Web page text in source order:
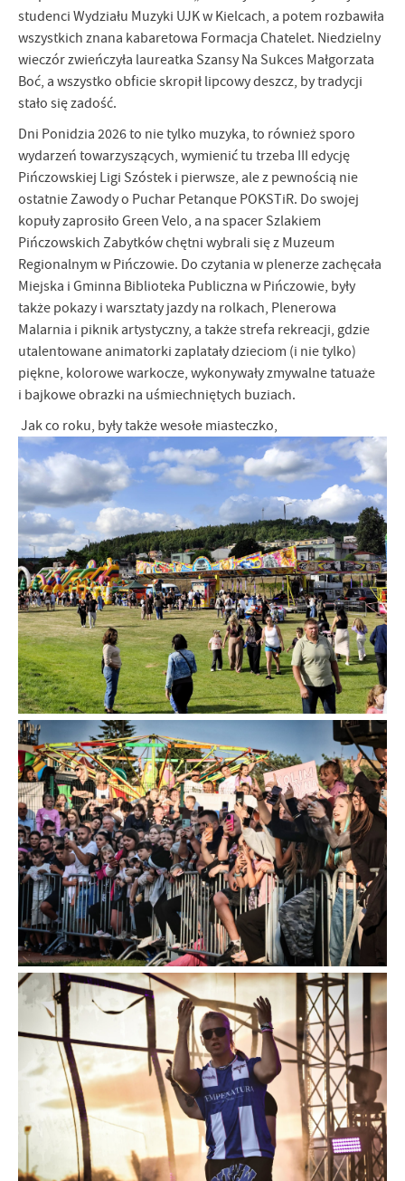
studenci Wydziału Muzyki UJK w Kielcach, a potem rozbawiła
wszystkich znana kabaretowa Formacja Chatelet. Niedzielny
wieczór zwieńczyła laureatka Szansy Na Sukces Małgorzata
Boć, a wszystko obficie skropił lipcowy deszcz, by tradycji
stało się zadość.
Dni Ponidzia 2026 to nie tylko muzyka, to również sporo
wydarzeń towarzyszących, wymienić tu trzeba III edycję
Pińczowskiej Ligi Szóstek i pierwsze, ale z pewnością nie
ostatnie Zawody o Puchar Petanque POKSTiR. Do swojej
kopuły zaprosiło Green Velo, a na spacer Szlakiem
Pińczowskich Zabytków chętni wybrali się z Muzeum
Regionalnym w Pińczowie. Do czytania w plenerze zachęcała
Miejska i Gminna Biblioteka Publiczna w Pińczowie, były
także pokazy i warsztaty jazdy na rolkach, Plenerowa
Malarnia i piknik artystyczny, a także strefa rekreacji, gdzie
utalentowane animatorki zaplatały dzieciom (i nie tylko)
piękne, kolorowe warkocze, wykonywały zmywalne tatuaże
i bajkowe obrazki na uśmiechniętych buziach.
Jak co roku, były także wesołe miasteczko,